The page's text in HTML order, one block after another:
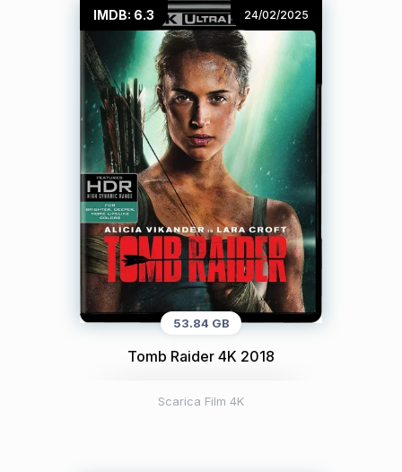
IMDB: 6.3 24/02/2025
53.84 GB
Tomb Raider 4K 2018
Scarica Film 4K